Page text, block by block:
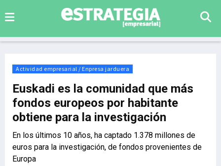
Actividad empresarial / Enpresa jarduera
Euskadi es la comunidad que más
fondos europeos por habitante
obtiene para la investigación
En los últimos 10 años, ha captado 1.378 millones de
euros para la investigación, de fondos provenientes de
Europa